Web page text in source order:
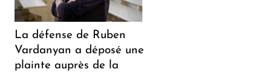
La défense de Ruben
Vardanyan a déposé une
plainte auprès de la